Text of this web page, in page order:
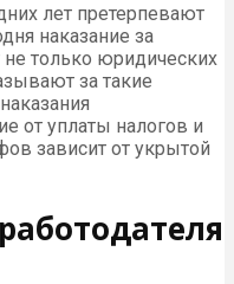
лет претерпевают
наказание за
не только юридических
за такие
от уплаты налогов и
зависит от укрытой